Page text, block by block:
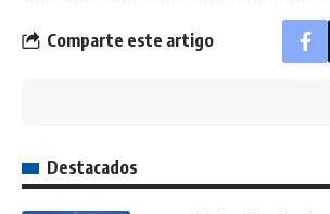
Comparte este artigo
Destacados